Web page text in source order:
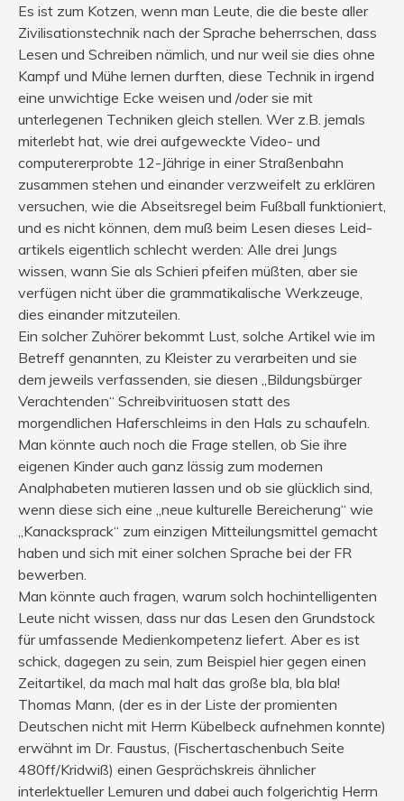
Es ist zum Kotzen, wenn man Leute, die die beste aller
Zivilisationstechnik nach der Sprache beherrschen, dass
Lesen und Schreiben nämlich, und nur weil sie dies ohne
Kampf und Mühe lernen durften, diese Technik in irgend
eine unwichtige Ecke weisen und /oder sie mit
unterlegenen Techniken gleich stellen. Wer z.B. jemals
miterlebt hat, wie drei aufgeweckte Video- und
computererprobte 12-Jährige in einer Straßenbahn
zusammen stehen und einander verzweifelt zu erklären
versuchen, wie die Abseitsregel beim Fußball funktioniert,
und es nicht können, dem muß beim Lesen dieses Leid-
artikels eigentlich schlecht werden: Alle drei Jungs
wissen, wann Sie als Schieri pfeifen müßten, aber sie
verfügen nicht über die grammatikalische Werkzeuge,
dies einander mitzuteilen.
Ein solcher Zuhörer bekommt Lust, solche Artikel wie im
Betreff genannten, zu Kleister zu verarbeiten und sie
dem jeweils verfassenden, sie diesen „Bildungsbürger
Verachtenden“ Schreibvirituosen statt des
morgendlichen Haferschleims in den Hals zu schaufeln.
Man könnte auch noch die Frage stellen, ob Sie ihre
eigenen Kinder auch ganz lässig zum modernen
Analphabeten mutieren lassen und ob sie glücklich sind,
wenn diese sich eine „neue kulturelle Bereicherung“ wie
„Kanacksprack“ zum einzigen Mitteilungsmittel gemacht
haben und sich mit einer solchen Sprache bei der FR
bewerben.
Man könnte auch fragen, warum solch hochintelligenten
Leute nicht wissen, dass nur das Lesen den Grundstock
für umfassende Medienkompetenz liefert. Aber es ist
schick, dagegen zu sein, zum Beispiel hier gegen einen
Zeitartikel, da mach mal halt das große bla, bla bla!
Thomas Mann, (der es in der Liste der promienten
Deutschen nicht mit Herrn Kübelbeck aufnehmen konnte)
erwähnt im Dr. Faustus, (Fischertaschenbuch Seite
480ff/Kridwiß) einen Gesprächskreis ähnlicher
interlektueller Lemuren und dabei auch folgerichtig Herrn